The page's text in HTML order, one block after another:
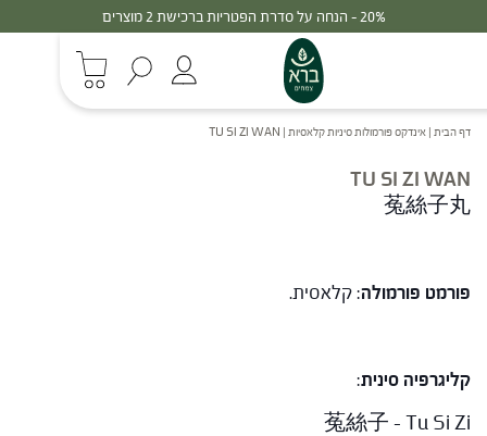
20% - הנחה על סדרת הפטריות ברכישת 2 מוצרים
דף הבית | אינדקס פורמולות סיניות קלאסיות |
TU SI ZI WAN
TU SI ZI WAN
菟絲子丸
פורמט פורמולה: קלאסית.
קליגרפיה סינית:
菟絲子 – Tu Si Zi